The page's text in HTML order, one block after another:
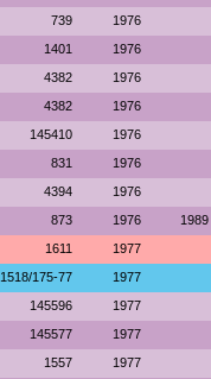
739 1976
1401 1976
4382 1976
4382 1976
145410 1976
831 1976
4394 1976
873 1976 1989
1611 1977
1518/175-77 1977
145596 1977
145577 1977
1557 1977